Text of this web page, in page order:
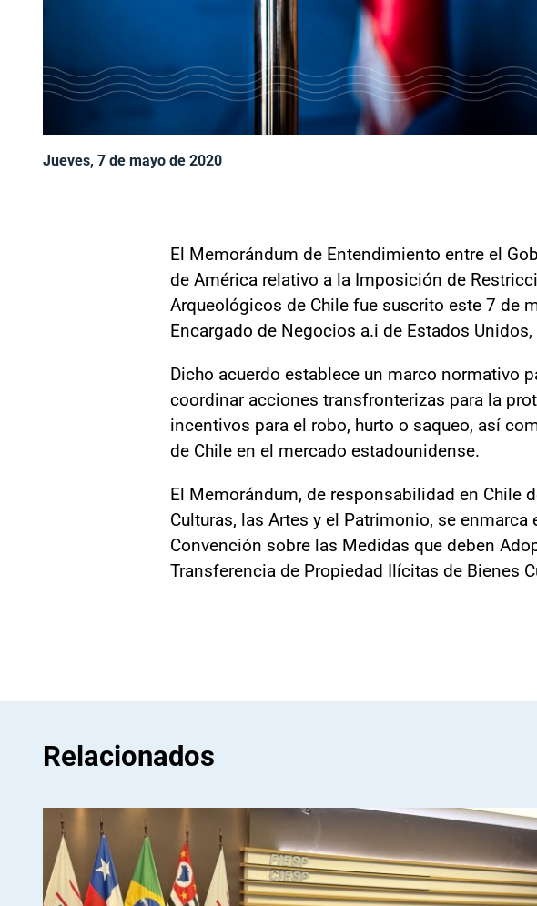
Jueves, 7 de mayo de 2020
El Memorándum de Entendimiento entre el
de América relativo a la Imposición de
Arqueológicos de Chile fue suscrito este 7 de
Encargado de Negocios a.i de Estados Unidos,
Dicho acuerdo establece un marco normativo
coordinar acciones transfronterizas para la
incentivos para el robo, hurto o saqueo, así
de Chile en el mercado estadounidense.
El Memorándum, de responsabilidad en Chile
Culturas, las Artes y el Patrimonio, se
Convención sobre las Medidas que deben
Transferencia de Propiedad Ilícitas de Bienes
Relacionados